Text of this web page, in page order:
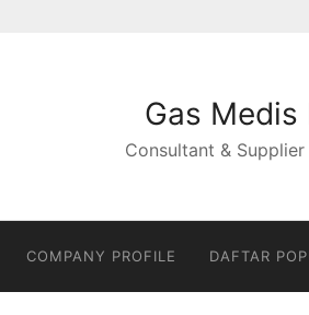
Gas Medis
Consultant &
COMPANY PROFILE DAFTAR